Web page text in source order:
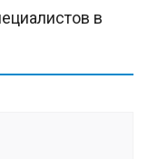
в